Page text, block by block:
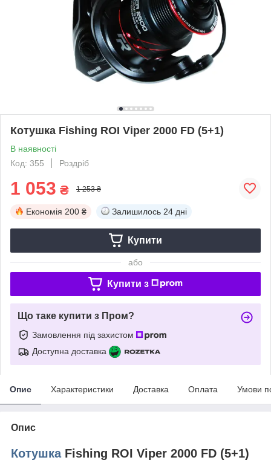
Котушка Fishing ROI Viper 2000 FD (5+1)
В наявності
Код: 355
Роздріб
1 053 ₴ 1 253 ₴
Економія 200 ₴ Залишилось 24 дні
Купити
або
Купити з
Що таке купити з Пром?
Замовлення під захистом
Доступна доставка
Опис Характеристики Доставка Оплата Умови
Опис
КотушкаFishing ROI Viper 2000 FD (5+1)